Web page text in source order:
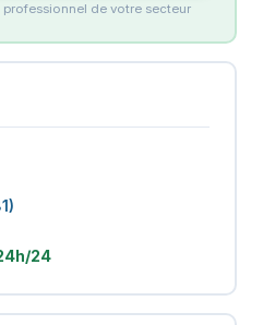
de votre secteur
24